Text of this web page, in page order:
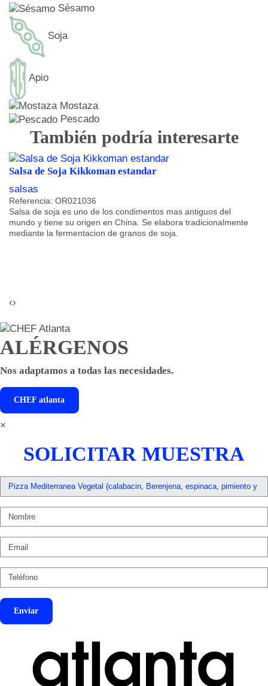
Sésamo
Soja
Apio
Mostaza
Pescado
También podría interesarte
Salsa de Soja Kikkoman estandar
salsas
Referencia: OR021036
Salsa de soja es uno de los condimentos mas antiguos del
mundo y tiene su origen en China. Se elabora tradicionalmente
mediante la fermentacion de granos de soja.
‹›
ALÉRGENOS
Nos adaptamos a todas las necesidades.
CHEFatlanta
×
SOLICITAR MUESTRA
Enviar